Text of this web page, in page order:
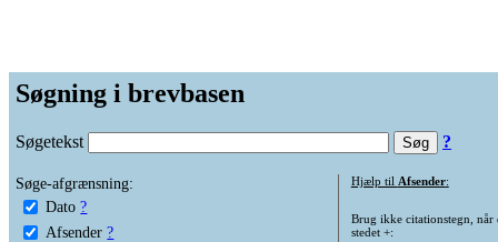
Søgning i brevbasen
Søgetekst ?
Søge-afgrænsning:
Dato ?
Afsender ?
Hjælp til Afsender:
Brug ikke citationstegn, når
stedet +: